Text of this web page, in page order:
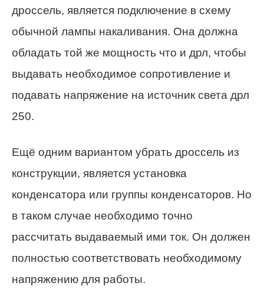
дроссель, является подключение в схему
обычной лампы накаливания. Она должна
обладать той же мощность что и дрл, чтобы
выдавать необходимое сопротивление и
подавать напряжение на источник света дрл
250.
Ещё одним вариантом убрать дроссель из
конструкции, является установка
конденсатора или группы конденсаторов. Но
в таком случае необходимо точно
рассчитать выдаваемый ими ток. Он должен
полностью соответствовать необходимому
напряжению для работы.